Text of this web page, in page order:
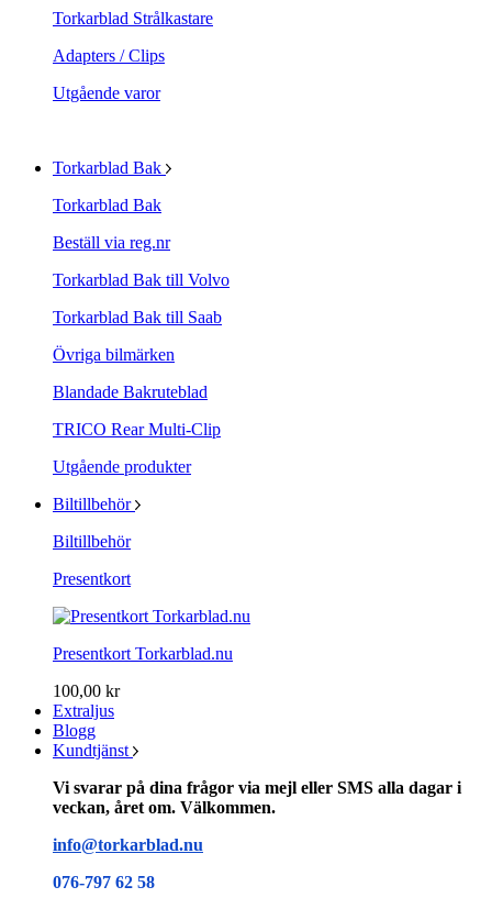
Torkarblad Strålkastare
Adapters / Clips
Utgående varor
Torkarblad Bak
Torkarblad Bak
Beställ via reg.nr
Torkarblad Bak till Volvo
Torkarblad Bak till Saab
Övriga bilmärken
Blandade Bakruteblad
TRICO Rear Multi-Clip
Utgående produkter
Biltillbehör
Biltillbehör
Presentkort
Presentkort Torkarblad.nu
100,00 kr
Extraljus
Blogg
Kundtjänst
Vi svarar på dina frågor via mejl eller SMS alla dagar i
veckan, året om. Välkommen.
info@torkarblad.nu
076-797 62 58